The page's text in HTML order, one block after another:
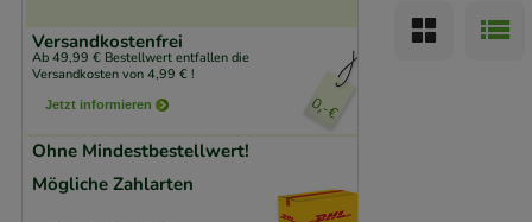
den Inhalt auf
gestalten. Bitte
Versandkostenfrei
Ab 49,99 € Bestellwert entfallen die
Versandkosten von 4,99 € !
Jetzt informieren
Ohne Mindestbestellwert!
Mögliche Zahlarten